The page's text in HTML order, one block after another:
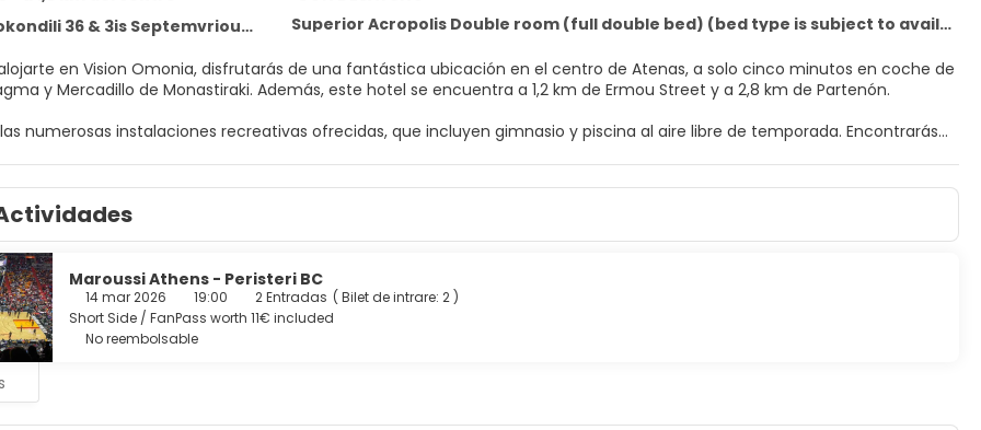
36 & 3is Septemvriou, Athens 104 32
Superior Acropolis Double room (full double bed) (bed type is subject to availability)
en Vision Omonia, disfrutarás de una fantástica ubicación en el centro de Atenas, a solo cinco minutos en coche de
Plaza Syntagma y Mercadillo de Monastiraki. Además, este hotel se encuentra a 1,2 km de Ermou Street y a 2,8 km de Partenón.
numerosas instalaciones recreativas ofrecidas, que incluyen gimnasio y piscina al aire libre de temporada. Encontrarás
como en tu propia casa en cualquiera de las 42 habitaciones con máquina de café espresso y Smart TV. La conexión wifi
en contacto con los tuyos. Además, podrás disfrutar de canales digitales. El cuarto de baño está provisto de
de ducha tipo lluvia y bidés. Entre las comodidades, se incluyen cafetera y tetera, cortinas opacas y teléfono.
sirve deliciosas comidas en Restaurant. Se ofrece un desayuno bufé todos los días de 07:00 a 10:00 con un coste
un servicio de recepción las 24 horas y consigna de equipaje a tu disposición.
Maroussi Athens - Peristeri BC
14 mar 2026 19:00 2 Entradas ( Bilet de intrare: 2 )
Short Side / FanPass worth 11€ included
No reembolsable